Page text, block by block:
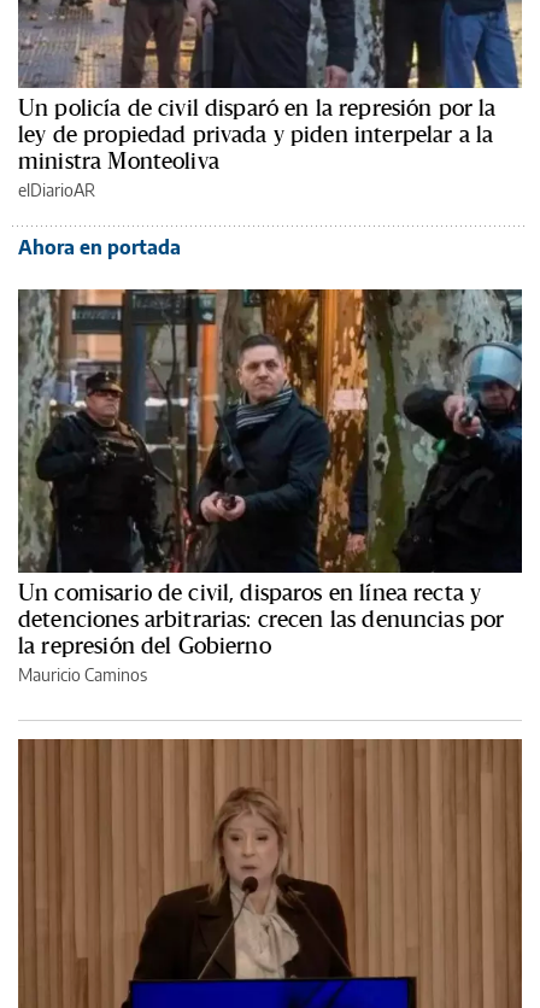
Un policía de civil disparó en la represión por la
ley de propiedad privada y piden interpelar a la
ministra Monteoliva
elDiarioAR
Ahora en portada
Un comisario de civil, disparos en línea recta y
detenciones arbitrarias: crecen las denuncias por
la represión del Gobierno
Mauricio Caminos